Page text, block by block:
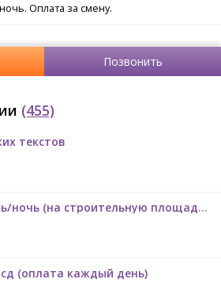
Оплата за смену.
Позвонить
(455)
текстов
Охранник смены день/ночь (на строительную площадку)
(оплата каждый день)